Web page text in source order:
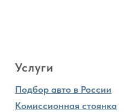
Услуги
Подбор авто в России
Комиссионная стоянка